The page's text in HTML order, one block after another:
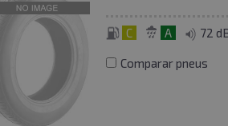
C A 72
Comparar pneus